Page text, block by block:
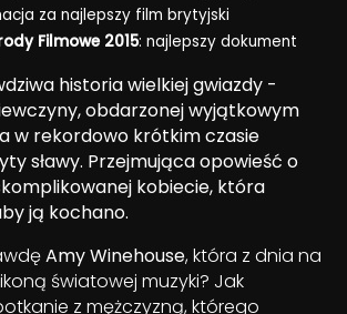
za najlepszy film brytyjski
Filmowe 2015: najlepszy dokument
historia wielkiej gwiazdy -
obdarzonej wyjątkowym
w rekordowo krótkim czasie
sławy. Przejmująca opowieść o
kobiecie, która
ją kochano.
Amy Winehouse, która z dnia na
światowej muzyki? Jak
z mężczyzną, którego